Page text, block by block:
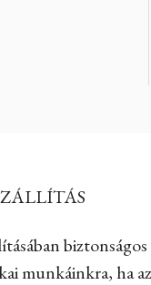
munkáinkra, ha